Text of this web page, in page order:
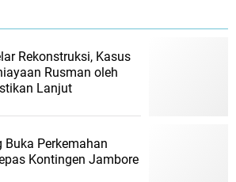
Rekonstruksi, Kasus
Rusman oleh
Lanjut
Buka Perkemahan
Kontingen Jambore